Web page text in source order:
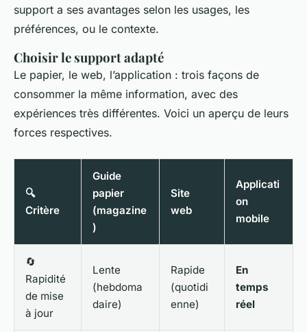
support a ses avantages selon les usages, les
préférences, ou le contexte.
Choisir le support adapté
Le papier, le web, l’application : trois façons de
consommer la même information, avec des
expériences très différentes. Voici un aperçu de leurs
forces respectives.
🔍
Critère
Guide
papier
(magazine
)
Site
web
Applicati
on
mobile
🔄
Rapidité
de mise
à jour
Lente
(hebdoma
daire)
Rapide
(quotidi
enne)
En
temps
réel